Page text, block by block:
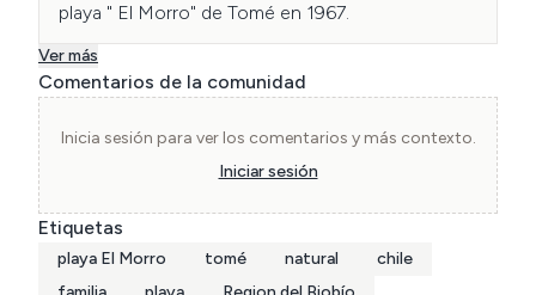
playa " El Morro" de Tomé en 1967.
Ver más
Comentarios de la comunidad
Inicia sesión para ver los comentarios y más contexto.
Iniciar sesión
Etiquetas
playa El Morro tomé natural
chile